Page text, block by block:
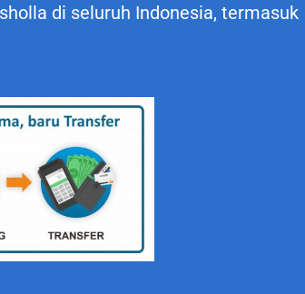
di seluruh Indonesia, termasuk